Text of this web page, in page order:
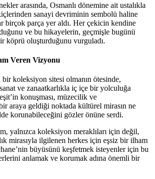
arasında, Osmanlı dönemine ait ustalıkla
sanayi devriminin sembolü haline
birçok parça yer aldı. Her çekicin kendine
ve bu hikayelerin, geçmişle bugünü
köprü oluşturduğunu vurguladı.
Veren Vizyonu
bir koleksiyon sitesi olmanın ötesinde,
ve zanaatkarlıkla iç içe bir yolculuğa
konuşması, müzecilik ve
araya geldiği noktada kültürel mirasın ne
korunabileceğini gözler önüne serdi.
yalnızca koleksiyon meraklıları için değil,
mirasıyla ilgilenen herkes için eşsiz bir ilham
büyüsünü keşfetmek isteyenler için bu
anlamak ve korumak adına önemli bir